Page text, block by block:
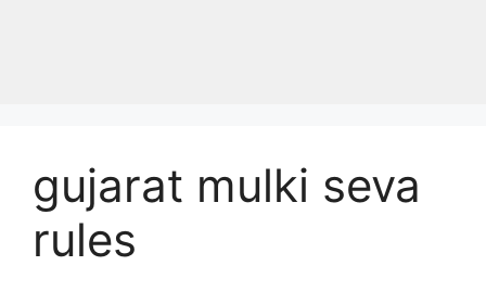
gujarat mulki seva
rules